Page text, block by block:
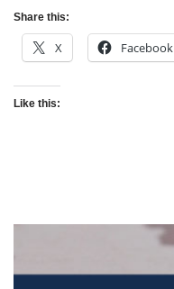
Share this:
X Facebook
Like this: